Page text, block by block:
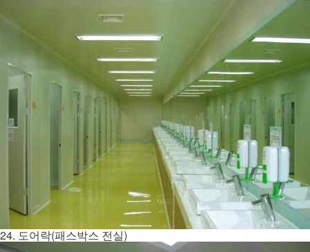
24. 도어락(패스박스 전실)